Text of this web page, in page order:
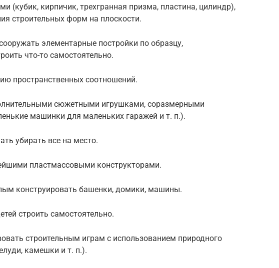
(кубик, кирпичик, трехгранная призма, пластина, цилиндр),
строительных форм на плоскости.
элементарные постройки по образцу,
что-то самостоятельно.
пространственных соотношений.
сюжетными игрушками, соразмерными
машинки для маленьких гаражей и т. п.).
убирать все на место.
пластмассовыми конструкторами.
конструировать башенки, домики, машины.
строить самостоятельно.
строительным играм с использованием природного
камешки и т. п.).